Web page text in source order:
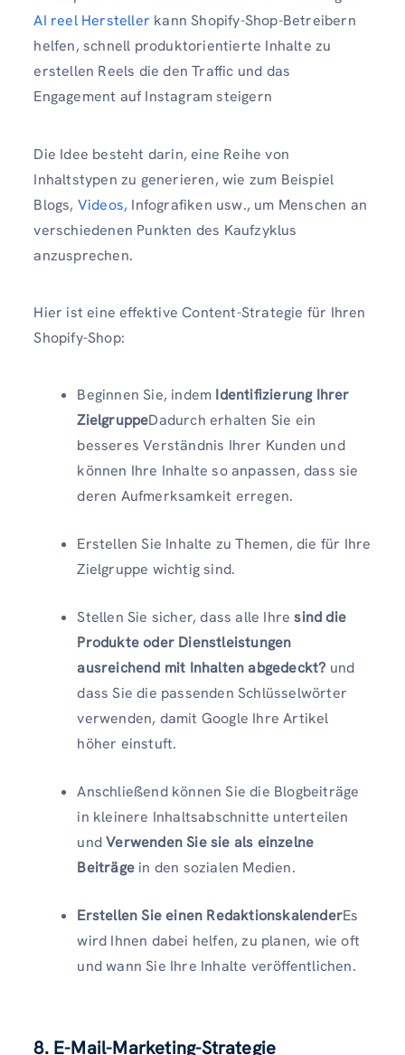
AI reel Hersteller kann Shopify-Shop-Betreibern
helfen, schnell produktorientierte Inhalte zu
erstellen Reels die den Traffic und das
Engagement auf Instagram steigern
Die Idee besteht darin, eine Reihe von
Inhaltstypen zu generieren, wie zum Beispiel
Blogs, Videos, Infografiken usw., um Menschen an
verschiedenen Punkten des Kaufzyklus
anzusprechen.
Hier ist eine effektive Content-Strategie für Ihren
Shopify-Shop:
Beginnen Sie, indem Identifizierung Ihrer
ZielgruppeDadurch erhalten Sie ein
besseres Verständnis Ihrer Kunden und
können Ihre Inhalte so anpassen, dass sie
deren Aufmerksamkeit erregen.
Erstellen Sie Inhalte zu Themen, die für Ihre
Zielgruppe wichtig sind.
Stellen Sie sicher, dass alle Ihresind die
Produkte oder Dienstleistungen
ausreichend mit Inhalten abgedeckt? und
dass Sie die passenden Schlüsselwörter
verwenden, damit Google Ihre Artikel
höher einstuft.
Anschließend können Sie die Blogbeiträge
in kleinere Inhaltsabschnitte unterteilen
undVerwenden Sie sie als einzelne
Beiträge in den sozialen Medien.
Erstellen Sie einen RedaktionskalenderEs
wird Ihnen dabei helfen, zu planen, wie oft
und wann Sie Ihre Inhalte veröffentlichen.
8. E-Mail-Marketing-Strategie